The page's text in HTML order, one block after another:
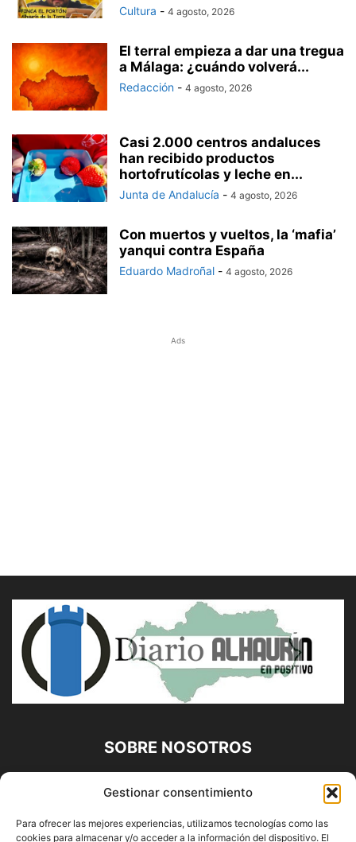
Gestionar consentimiento
Para ofrecer las mejores experiencias, utilizamos tecnologías como las
cookies para almacenar y/o acceder a la información del dispositivo. El
Cultura - 4 agosto, 2026
El terral empieza a dar una tregua
a Málaga: ¿cuándo volverá...
Redacción - 4 agosto, 2026
Casi 2.000 centros andaluces
han recibido productos
hortofrutícolas y leche en...
Junta de Andalucía - 4 agosto, 2026
Con muertos y vueltos, la ‘mafia’
yanqui contra España
Eduardo Madroñal - 4 agosto, 2026
Ads
SOBRE NOSOTROS
Diario Alhaurín (www.alhaurindelatorre.com) Propiedad de
Francisco E. López López | 639 95 71 95 | Noticias de
Alhaurín de la Torre, Málaga y Provincia|